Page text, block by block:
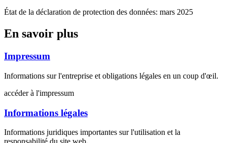
État de la déclaration de protection des données: mars 2025
En savoir plus
Impressum
Informations sur l'entreprise et obligations légales en un coup d'œil.
accéder à l'impressum
Informations légales
Informations juridiques importantes sur l'utilisation et la